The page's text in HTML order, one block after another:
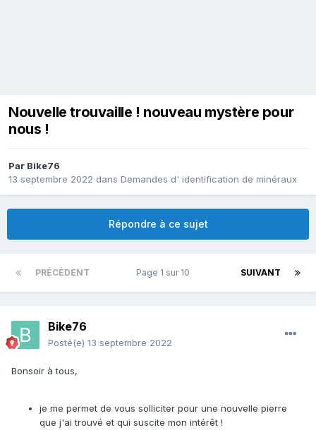
Nouvelle trouvaille ! nouveau mystère pour
nous !
Par Bike76
13 septembre 2022 dans Demandes d' identification de minéraux
Répondre à ce sujet
PRÉCÉDENT SUIVANT
Page 1 sur 10
Bike76
Posté(e) 13 septembre 2022
Bonsoir à tous,
je me permet de vous solliciter pour une nouvelle pierre
que j'ai trouvé et qui suscite mon intérêt !